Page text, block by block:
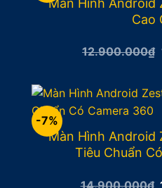
Cao
12.900.000₫
-7%
Màn Hình Android
Tiêu Chuẩn
14.900.000₫